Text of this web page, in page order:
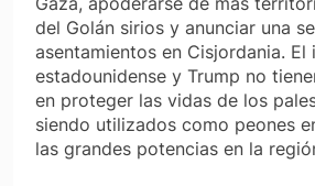
del Golán sirios y anunciar una
asentamientos en Cisjordania. El
estadounidense y Trump no
en proteger las vidas de los
siendo utilizados como peones
las grandes potencias en la